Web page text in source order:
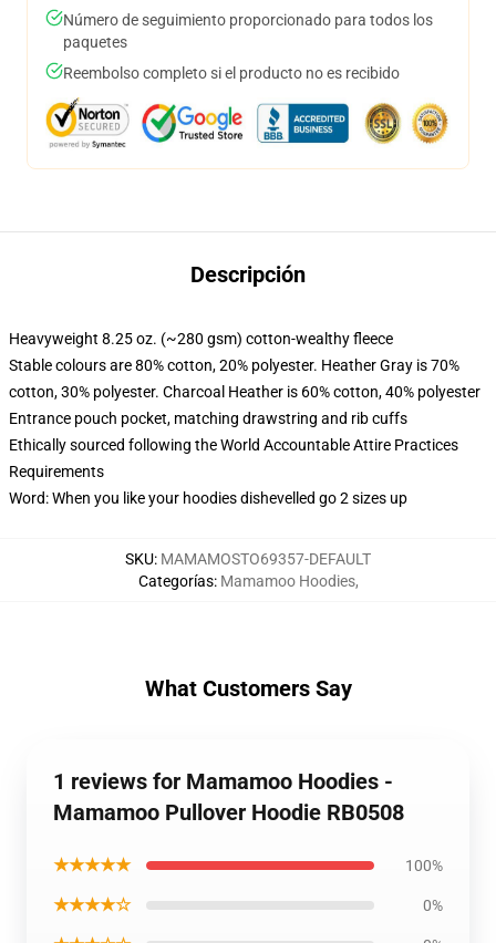
Número de seguimiento proporcionado para todos los
paquetes
Reembolso completo si el producto no es recibido
Descripción
Heavyweight 8.25 oz. (~280 gsm) cotton-wealthy fleece
Stable colours are 80% cotton, 20% polyester. Heather Gray is 70%
cotton, 30% polyester. Charcoal Heather is 60% cotton, 40% polyester
Entrance pouch pocket, matching drawstring and rib cuffs
Ethically sourced following the World Accountable Attire Practices
Requirements
Word: When you like your hoodies dishevelled go 2 sizes up
SKU: MAMAMOSTO69357-DEFAULT
Categorías: Mamamoo Hoodies,
What Customers Say
1 reviews for Mamamoo Hoodies -
Mamamoo Pullover Hoodie RB0508
★★★★★ 100%
★★★★☆ 0%